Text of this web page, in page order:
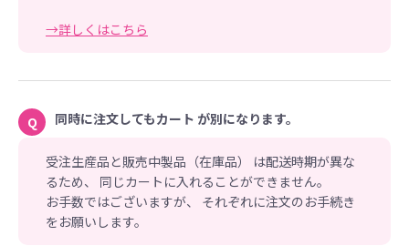
→詳しくはこちら
Q 同時に注文してもカート が別になります。
受注生産品と販売中製品（在庫品） は配送時期が異な
るため、 同じカートに入れることができません。
お手数ではございますが、 それぞれに注文のお手続き
をお願いします。